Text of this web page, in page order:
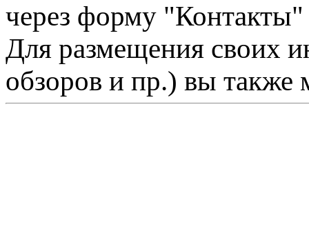
через форму "Контакты"
Для размещения своих
обзоров и пр.) вы также